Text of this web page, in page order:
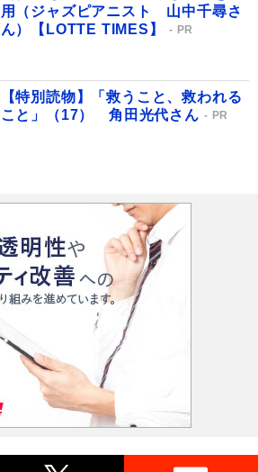
用（ジャズピアニスト 山中千尋さ
ん）【LOTTE TIMES】
PR
【特別読物】「救うこと、救われる
こと」（17） 角田光代さん
PR